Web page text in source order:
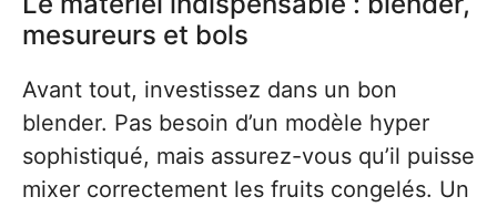
mesureurs et bols
Avant tout, investissez dans un bon
blender. Pas besoin d’un modèle hyper
sophistiqué, mais assurez-vous qu’il puisse
mixer correctement les fruits congelés. Un